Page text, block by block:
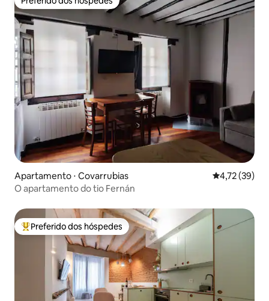
Preferido dos hóspedes
Apartamento ⋅ Covarrubias 4,72 de uma
4,72 (39)
O apartamento do tio Fernán
Entre os melhores preferidos dos hóspedes
Preferido dos hóspedes